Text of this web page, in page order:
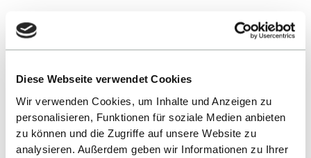
Diese Webseite verwendet Cookies
Wir verwenden Cookies, um Inhalte und Anzeigen zu
personalisieren, Funktionen für soziale Medien anbieten
zu können und die Zugriffe auf unsere Website zu
analysieren. Außerdem geben wir Informationen zu Ihrer